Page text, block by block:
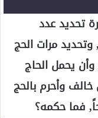
تحديد عدد
وتحديد مرات الحج
يحمل الحاج
وأحرم بالحج
فما حكمه؟